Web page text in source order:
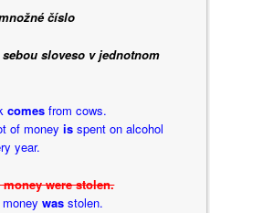
číslo
sebou sloveso v jednotnom
comes from cows.
of moneyis spent on alcohol
year.
money were stolen.
moneywas stolen.